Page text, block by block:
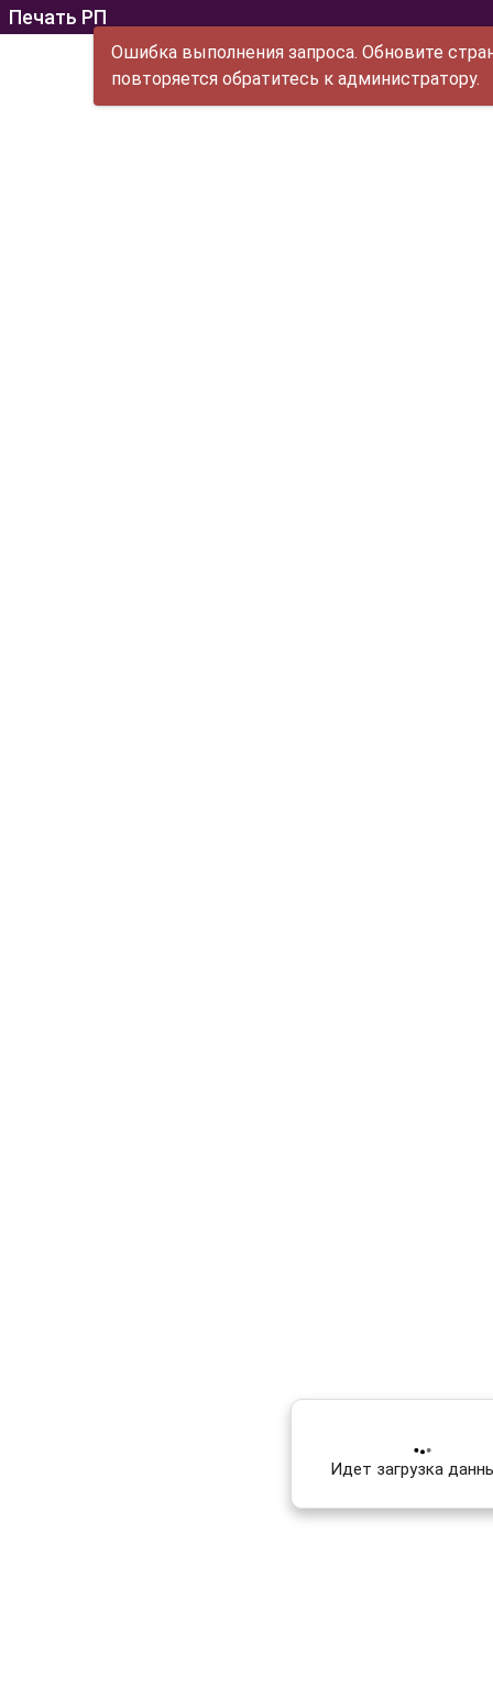
Печать РП
Идет загрузка
Ошибка выполнения запроса. Обновите
повторяется обратитесь к администратору.